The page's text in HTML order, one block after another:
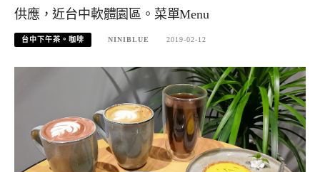
供應，近台中軟體園區。菜單Menu
台中下午茶。咖啡 NINIBLUE 2019-02-12